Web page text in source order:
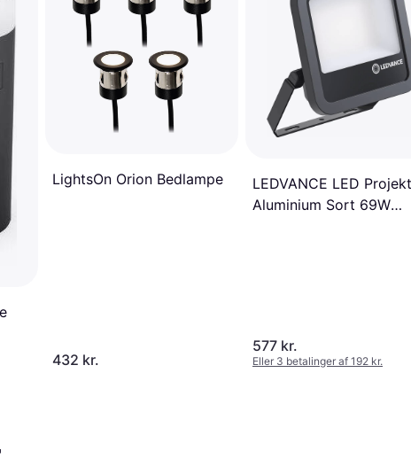
LightsOn Orion Bedlampe
432 kr.
LEDVANCE LED
Aluminium Sort 69W
577 kr.
Eller 3 betalinger af 192 kr.